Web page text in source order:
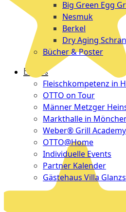
Big Green Egg
Nesmuk
Berkel
Dry Aging
Bücher & Poster
Events
Fleischkompetenz in
OTTO on Tour
Männer Metzger
Markthalle in
Weber® Grill Academy
OTTO@Home
Individuelle Events
Partner Kalender
Gästehaus Villa